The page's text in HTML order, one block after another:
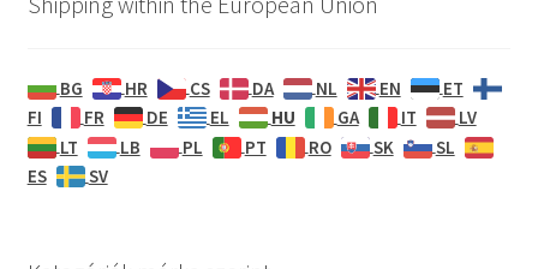
BG HR CS DA NL EN
ET
FI
FR DE EL HU GA IT
LV
LT
LB PL PT RO SK
SL
ES
SV